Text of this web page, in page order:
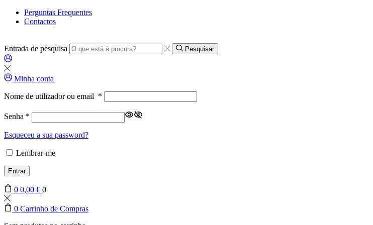
Perguntas Frequentes
Contactos
Entrada de pesquisa Pesquisar
Minha conta
Nome de utilizador ou email *
Senha *
Esqueceu a sua password?
Lembrar-me
Entrar
0 0,00 € 0
0 Carrinho de Compras